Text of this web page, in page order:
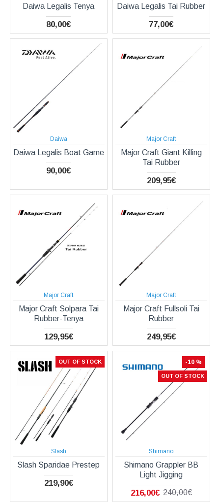
Daiwa Legalis Tenya
80,00€
Daiwa Legalis Tai Rubber
77,00€
Daiwa
Daiwa Legalis Boat Game
90,00€
Major Craft
Major Craft Giant Killing
Tai Rubber
209,95€
Major Craft
Major Craft Solpara Tai
Rubber-Tenya
129,95€
Major Craft
Major Craft Fullsoli Tai
Rubber
249,95€
OUT OF STOCK
Slash
Slash Sparidae Prestep
219,90€
-10 %
OUT OF STOCK
Shimano
Shimano Grappler BB
Light Jigging
216,00€ 240,00€